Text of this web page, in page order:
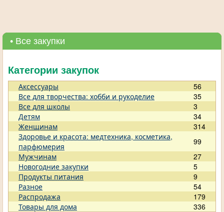
• Все закупки
Категории закупок
Аксессуары
56
Все для творчества: хобби и рукоделие
35
Все для школы
3
Детям
34
Женщинам
314
Здоровье и красота: медтехника, косметика,
парфюмерия
99
Мужчинам
27
Новогодние закупки
5
Продукты питания
9
Разное
54
Распродажа
179
Товары для дома
336